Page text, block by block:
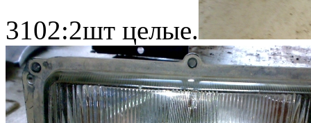
3102:2шт целые.